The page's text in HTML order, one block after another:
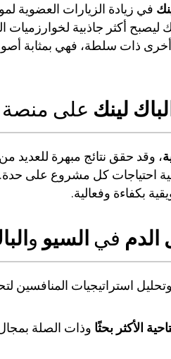
في زيادة الزيارات العضوية
ليصبح أكثر جاذبية
أخرى ذات سلطة، فهي بمثابة
الباك لينك على
، وقد حقق نتائج مبهرة للعديد من
احتياجات كل مشروع على
بكفاءة وفعالية.
الدم في السيو و
استراتيجيات
الأكثر بحثًا وذات الصلة